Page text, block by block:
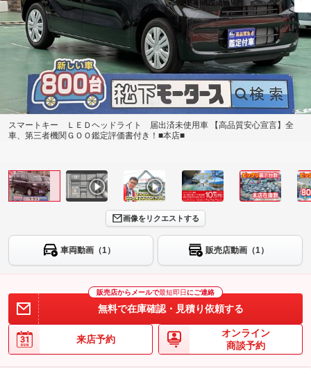
スマートキー ＬＥＤヘッドライト 届出済未使用車 【高品質安心宣言】全
車、第三者機関ＧＯＯ鑑定評価書付き！■本店■
画像をリクエストする
車両動画（1） 販売店動画（1）
販売店からメールで最短即日 にご連絡
無料で在庫確認・見積り依頼する
来店予約
オンライン
商談予約